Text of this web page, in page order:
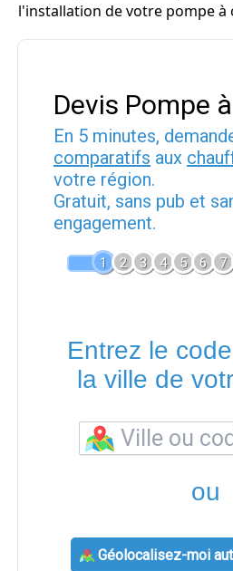
l'installation de votre pompe à
Devis Pompe
En 5 minutes,
comparatifs aux
votre région.
Gratuit, sans pub et
engagement.
1 2 3 4 5 6 7
Entrez le
la ville de
ou
Géolocalisez-moi